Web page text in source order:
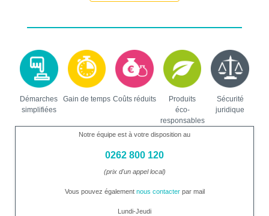
Démarches
simplifiées
Gain de temps Coûts réduits
Produits
éco-
responsables
Sécurité
juridique
Notre équipe est à votre disposition au
0262 800 120
(prix d'un appel local)
Vous pouvez également nous contacterpar mail
Lundi-Jeudi